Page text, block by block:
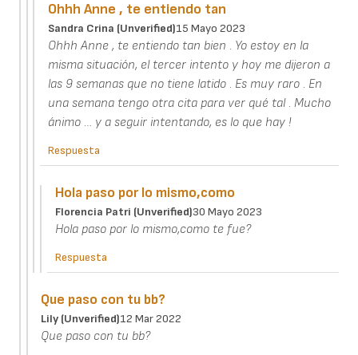
Ohhh Anne , te entiendo tan
Sandra Crina (unverified)15 Mayo 2023
Ohhh Anne , te entiendo tan bien . Yo estoy en la
misma situación, el tercer intento y hoy me dijeron a
las 9 semanas que no tiene latido . Es muy raro . En
una semana tengo otra cita para ver qué tal . Mucho
ánimo … y a seguir intentando, es lo que hay !
Respuesta
Hola paso por lo mismo,como
Florencia Patri (unverified)30 Mayo 2023
Hola paso por lo mismo,como te fue?
Respuesta
Que paso con tu bb?
Lily (unverified)12 Mar 2022
Que paso con tu bb?